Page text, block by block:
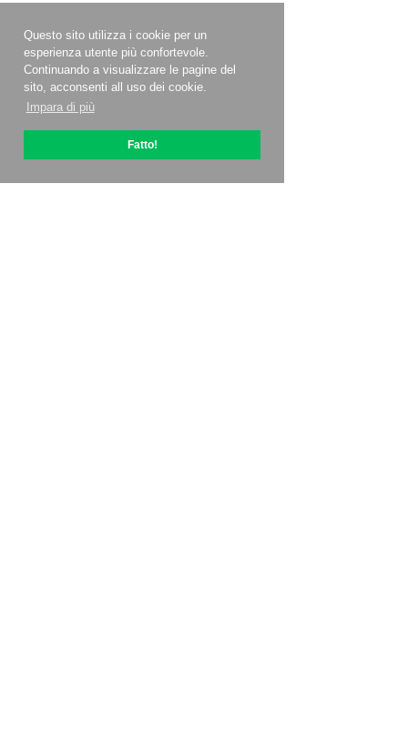
Questo sito utilizza i cookie per un
esperienza utente più confortevole.
Continuando a visualizzare le pagine del
sito, acconsenti all uso dei cookie.
Impara di più
Fatto!